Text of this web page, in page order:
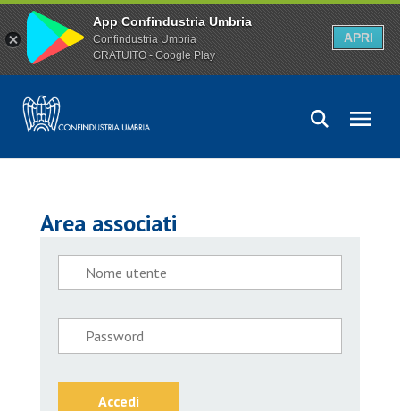
Area associati
Accedi
App Confindustria Umbria
Confindustria Umbria
GRATUITO - Google Play
APRI